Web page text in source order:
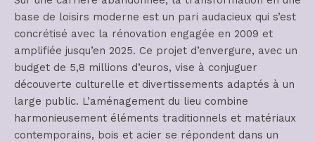
base de loisirs moderne est un pari audacieux qui s’est
concrétisé avec la rénovation engagée en 2009 et
amplifiée jusqu’en 2025. Ce projet d’envergure, avec un
budget de 5,8 millions d’euros, vise à conjuguer
découverte culturelle et divertissements adaptés à un
large public. L’aménagement du lieu combine
harmonieusement éléments traditionnels et matériaux
contemporains, bois et acier se répondent dans un